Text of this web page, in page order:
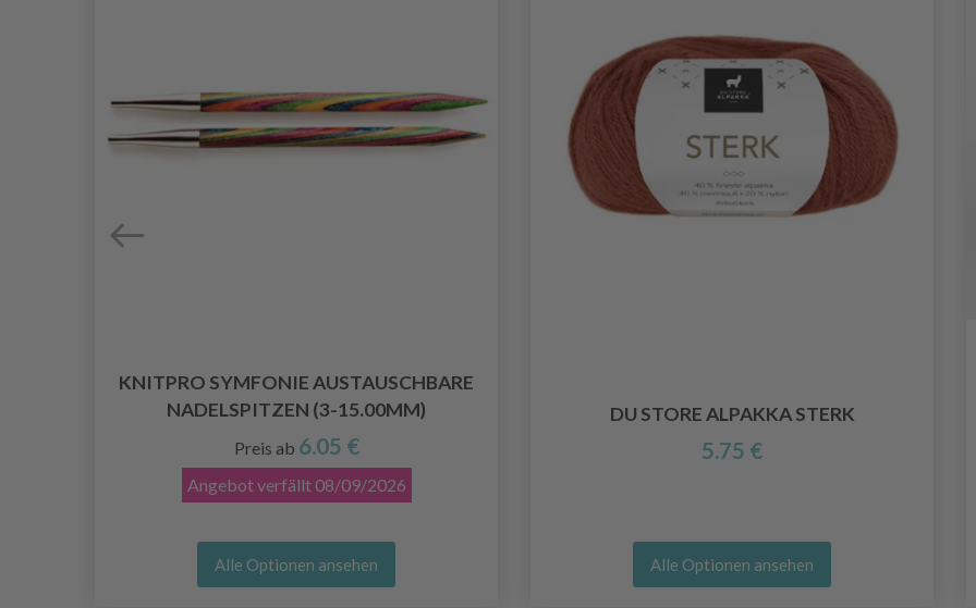
KNITPRO SYMFONIE AUSTAUSCHBARE
NADELSPITZEN (3-15.00MM)
Preis ab 6.05 €
Angebot verfällt 08/09/2026
Alle Optionen ansehen
DU STORE ALPAKKA STERK
5.75 €
Alle Optionen ansehen